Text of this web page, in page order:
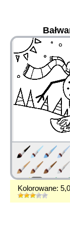
Kolorowane: